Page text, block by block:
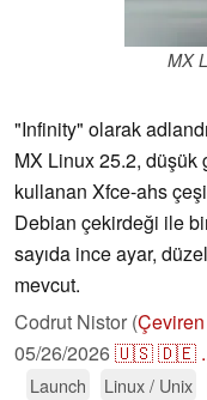
MX
"Infinity" olarak
MX Linux 25.2,
kullanan Xfce-ahs
Debian çekirdeği ile
sayıda ince ayar,
mevcut.
Codrut Nistor (Çeviren
05/26/2026🇺🇸🇩🇪
Launch Linux / Unix